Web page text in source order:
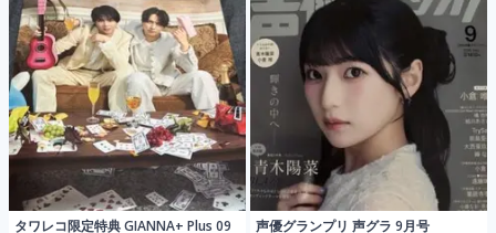
タワレコ限定特典 GIANNA+ Plus 09
声優グランプリ 声グラ 9月号